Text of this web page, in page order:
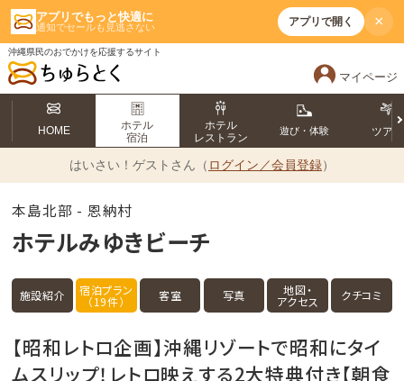
アプリでもっと快適に
通知でセールも見逃さない アプリで開く ×
沖縄県民のおでかけを応援するサイト
マイページ
HOME
ホテル
宿泊
ホテル
レストラン
遊び・体験 ツアー
はいさい！ ゲストさん（ ログイン／会員登録）
本島北部 - 恩納村
ホテルみゆきビーチ
施設紹介 宿泊プラン
（19件） 客室 写真 地図・
アクセス クチコミ
【昭和レトロ企画】沖縄リゾートで昭和にタイ
ムスリップ！レトロ映えする2大特典付き【朝食